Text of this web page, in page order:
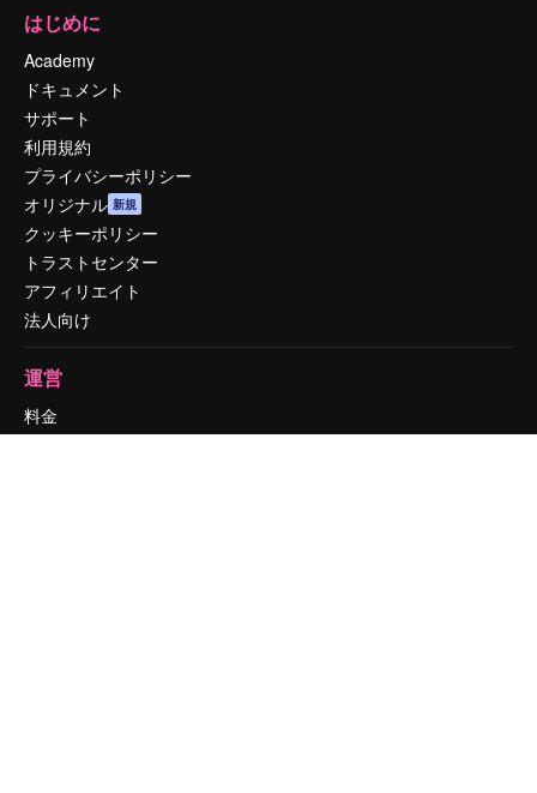
はじめに
Academy
ドキュメント
サポート
利用規約
プライバシーポリシー
オリジナル 新規
クッキーポリシー
トラストセンター
アフィリエイト
法人向け
運営
料金